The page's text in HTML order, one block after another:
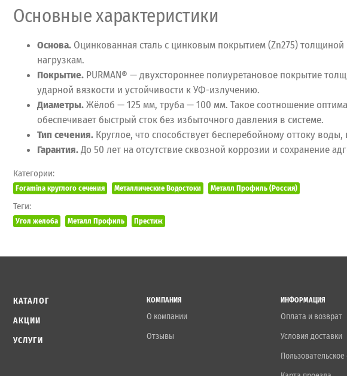
Основные характеристики
Основа. Оцинкованная сталь с цинковым покрытием (Zn275)
нагрузкам.
Покрытие. PURMAN® — двухстороннее полиуретановое покрытие
ударной вязкости и устойчивости к УФ-излучению.
Диаметры.Жёлоб — 125 мм, труба — 100 мм. Такое соотношение
обеспечивает быстрый сток без избыточного давления в системе.
Тип сечения. Круглое, что способствует бесперебойному оттоку
Гарантия.До 50 лет на отсутствие сквозной коррозии и сохранение
Категории:
Foramina круглого сечения Металлические Водостоки Металл Профиль (Россия)
Теги:
Угол желоба Металл Профиль Престиж
КАТАЛОГ
АКЦИИ
УСЛУГИ
КОМПАНИЯ
О компании
Отзывы
ИНФОРМАЦИЯ
Оплата и возврат
Условия доставки